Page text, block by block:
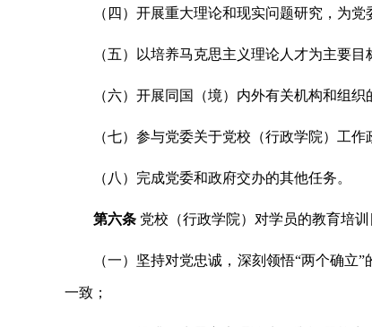
（四）开展重大理论和现实问题研究，为
（五）以培养马克思主义理论人才为主要
（六）开展同国（境）内外有关机构和组织
（七）参与党委关于党校（行政学院）工
（八）完成党委和政府交办的其他任务。
第六条 党校（行政学院）对学员的教育培训
（一）坚持对党忠诚，深刻领悟“两个确立”
一致；